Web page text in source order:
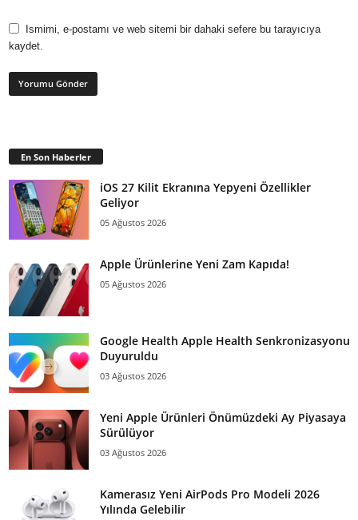
Ismimi, e-postamı ve web sitemi bir dahaki sefere bu tarayıcıya
kaydet.
En Son Haberler
iOS 27 Kilit Ekranına Yepyeni Özellikler
Geliyor
05 Ağustos 2026
Apple Ürünlerine Yeni Zam Kapıda!
05 Ağustos 2026
Google Health Apple Health Senkronizasyonu
Duyuruldu
03 Ağustos 2026
Yeni Apple Ürünleri Önümüzdeki Ay Piyasaya
Sürülüyor
03 Ağustos 2026
Kamerasız Yeni AirPods Pro Modeli 2026
Yılında Gelebilir